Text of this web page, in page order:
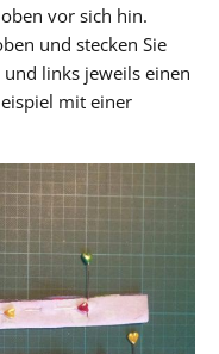
vor sich hin.
und stecken Sie
links jeweils einen
mit einer